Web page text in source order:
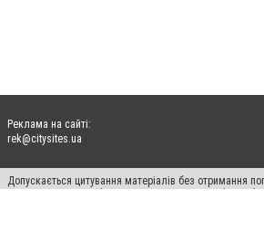
Реклама на сайті:
rek@citysites.ua
Допускається цитування матеріалів без отримання
пошукових систем гіперпосилання на цитовані